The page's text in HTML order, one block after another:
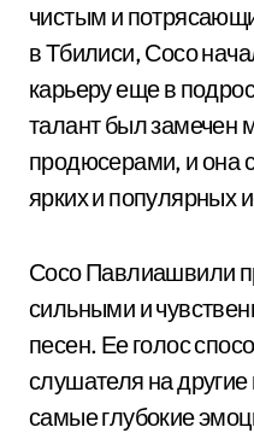
чистым и
в Тбилиси, Сосо
карьеру еще в
талант был замечен
продюсерами, и она
ярких и популярных
Сосо Павлиашвили
сильными и
песен. Ее голос
слушателя на
самые глубокие